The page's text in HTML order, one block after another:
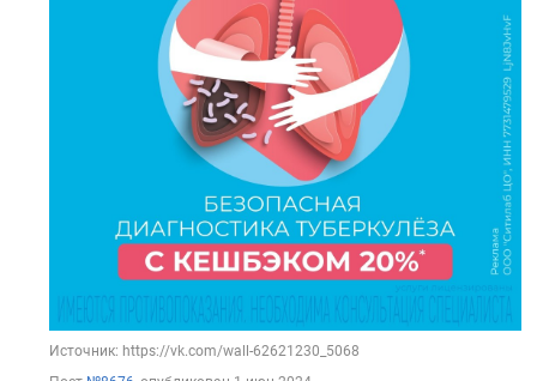
Источник: https://vk.com/wall-62621230_5068